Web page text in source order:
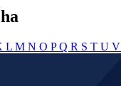
L M N O PQ R S T U V